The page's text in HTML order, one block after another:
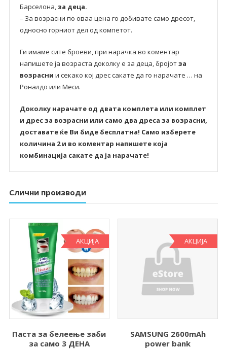
Барселона,за деца.
– За возрасни по оваа цена го добивате само дресот,
односно горниот дел од компетот.
Ги имаме сите броеви, при нарачка во коментар
напишете ја возраста доколку е за деца, бројотза
возрасни и секако кој дрес сакате да го нарачате … на
Роналдо или Меси.
Доколку нарачате од двата комплета или комплет
и дрес за возрасни или само два дреса за возрасни,
доставате ќе Ви биде бесплатна! Само изберете
количина 2 и во коментар напишете која
комбинација сакате да ја нарачате!
Слични производи
АКЦИЈА
Паста за белеење заби
за само 3 ДЕНА
АКЦИЈА
SAMSUNG 2600mAh
power bank